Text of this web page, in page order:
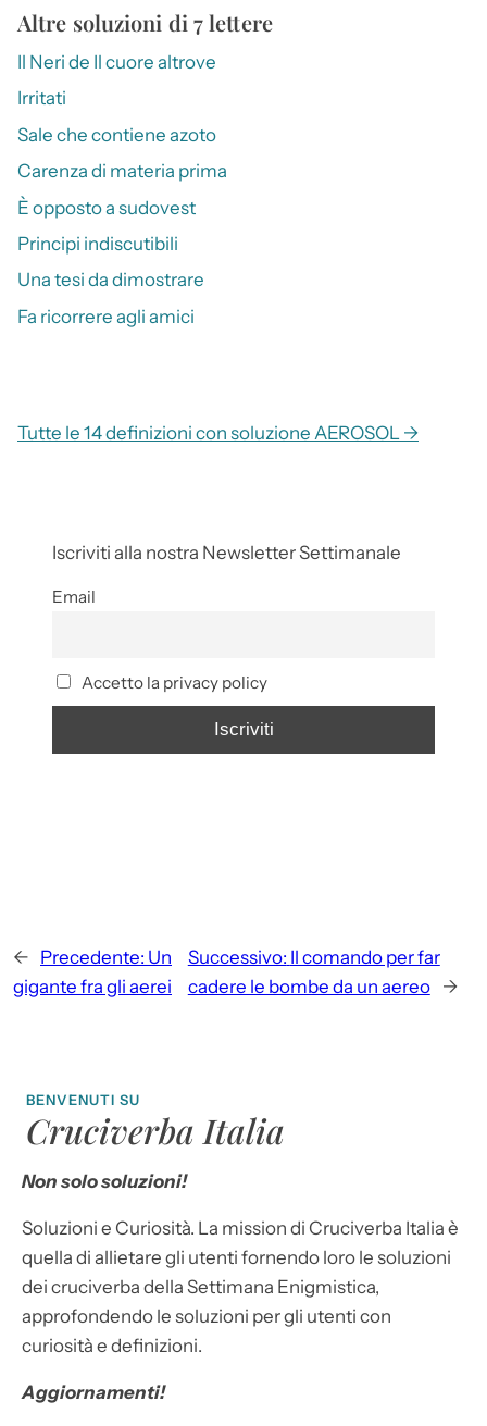
Altre soluzioni di 7 lettere
Il Neri de Il cuore altrove
Irritati
Sale che contiene azoto
Carenza di materia prima
È opposto a sudovest
Principi indiscutibili
Una tesi da dimostrare
Fa ricorrere agli amici
Tutte le 14 definizioni con soluzione AEROSOL →
Iscriviti alla nostra Newsletter Settimanale
Email
Accetto la privacy policy
← Precedente: Un
gigante fra gli aerei
Successivo: Il comando per far
cadere le bombe da un aereo
→
BENVENUTI SU
Cruciverba Italia
Non solo soluzioni!
Soluzioni e Curiosità. La mission di Cruciverba Italia è
quella di allietare gli utenti fornendo loro le soluzioni
dei cruciverba della Settimana Enigmistica,
approfondendo le soluzioni per gli utenti con
curiosità e definizioni.
Aggiornamenti!